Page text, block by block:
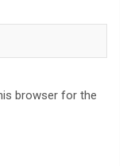
browser for the